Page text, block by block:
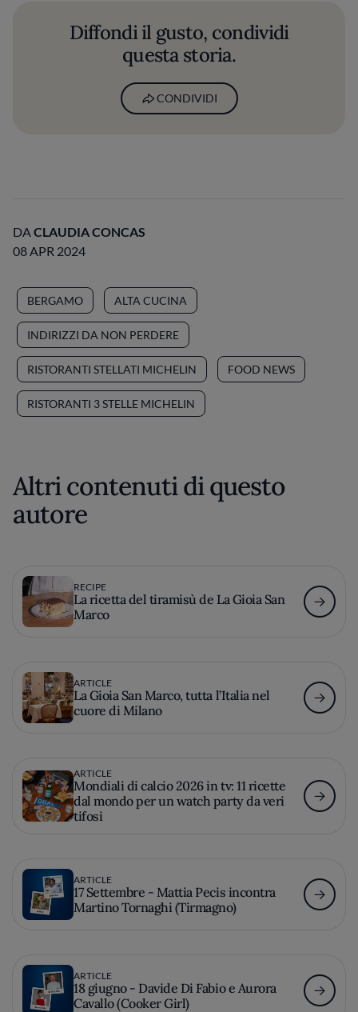
Diffondi il gusto, condividi
questa storia.
CONDIVIDI
DACLAUDIA CONCAS
08 APR 2024
BERGAMO ALTA CUCINA
INDIRIZZI DA NON PERDERE
RISTORANTI STELLATI MICHELIN FOOD NEWS
RISTORANTI 3 STELLE MICHELIN
Altri contenuti di questo
autore
RECIPE
La ricetta del tiramisù de La Gioia San
Marco
ARTICLE
La Gioia San Marco, tutta l’Italia nel
cuore di Milano
ARTICLE
Mondiali di calcio 2026 in tv: 11 ricette
dal mondo per un watch party da veri
tifosi
ARTICLE
17 Settembre - Mattia Pecis incontra
Martino Tornaghi (Tirmagno)
ARTICLE
18 giugno - Davide Di Fabio e Aurora
Cavallo (Cooker Girl)